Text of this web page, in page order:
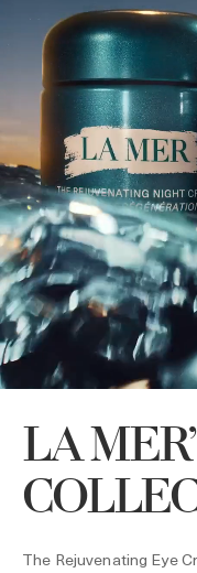
LA
The Rejuvenating Eye